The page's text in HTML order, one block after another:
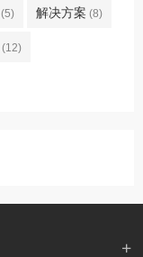
(5) 解决方案 (8)
(12)